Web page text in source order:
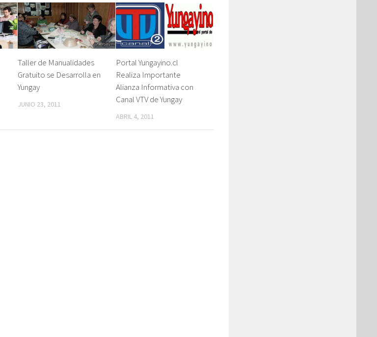
Taller de Manualidades
Gratuito se Desarrolla en
Yungay
JUNIO 23, 2011
Portal Yungayino.cl
Realiza Importante
Alianza Informativa con
Canal VTV de Yungay
ABRIL 4, 2011